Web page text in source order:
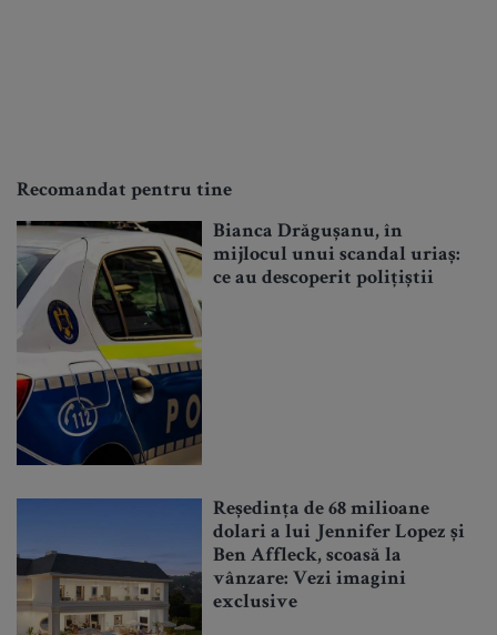
Recomandat pentru tine
Bianca Drăgușanu, în
mijlocul unui scandal uriaș:
ce au descoperit polițiștii
Reședința de 68 milioane
dolari a lui Jennifer Lopez și
Ben Affleck, scoasă la
vânzare: Vezi imagini
exclusive